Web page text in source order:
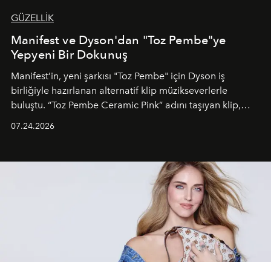
GÜZELLİK
Manifest ve Dyson'dan "Toz Pembe"ye
Yepyeni Bir Dokunuş
Manifest’in, yeni şarkısı "Toz Pembe" için Dyson iş
birliğiyle hazırlanan alternatif klip müzikseverlerle
buluştu. “Toz Pembe Ceramic Pink” adını taşıyan klip,
unsurlarından biri olarak öne çıkıyor.
07.24.2026